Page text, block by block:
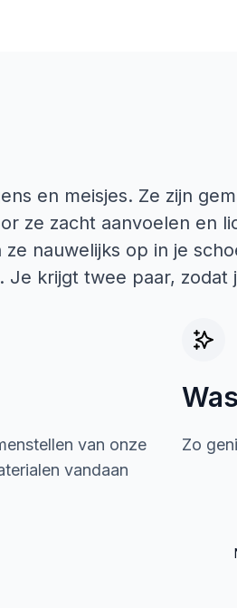
en meisjes. Ze zijn
ze zacht aanvoelen en
nauwelijks op in je
krijgt twee paar, zodat
van onze
vandaan
Zo